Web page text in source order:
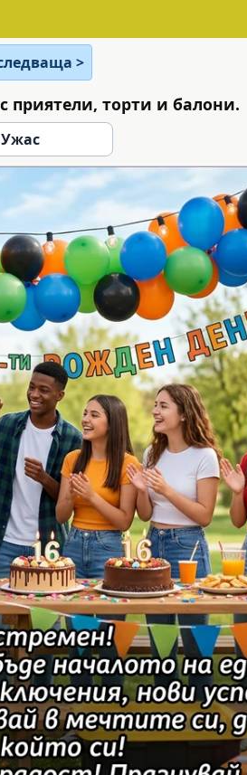
>
приятели, торти и балони.
Ужас